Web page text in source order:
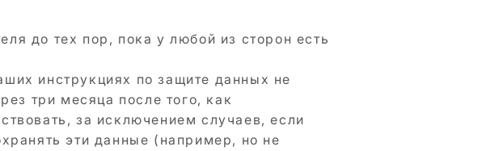
до тех пор, пока у любой из сторон есть
инструкциях по защите данных не
три месяца после того, как
за исключением случаев, если
эти данные (например, но не